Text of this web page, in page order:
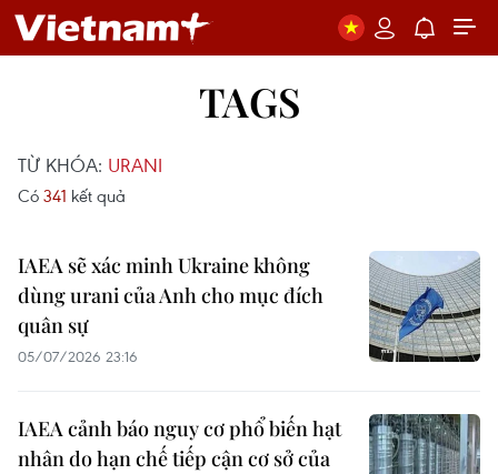
TAGS
TỪ KHÓA: URANI
Có 341 kết quả
IAEA sẽ xác minh Ukraine không
dùng urani của Anh cho mục đích
quân sự
05/07/2026 23:16
IAEA cảnh báo nguy cơ phổ biến hạt
nhân do hạn chế tiếp cận cơ sở của